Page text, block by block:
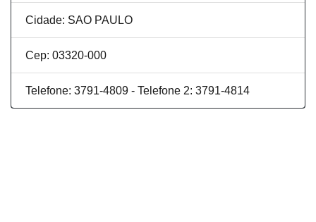
Cidade: SAO PAULO
Cep: 03320-000
Telefone: 3791-4809 - Telefone 2: 3791-4814